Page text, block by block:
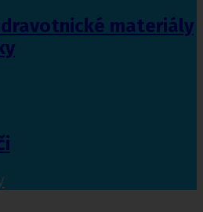
materiály